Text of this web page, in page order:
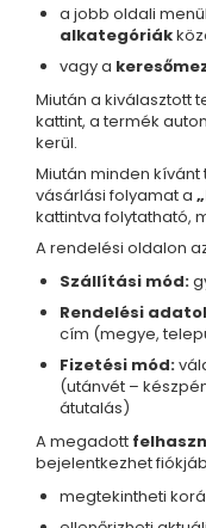
a jobb oldali
alkategóriák
vagy a
Miután a kiválasztott
kattint, a termék
kerül.
Miután minden
vásárlási folyamat a
kattintva folytatható,
A rendelési oldalon
Szállítási mód:
Rendelési
cím (megye,
Fizetési mód:
(utánvét –
átutalás)
A megadott
bejelentkezhet
megtekintheti